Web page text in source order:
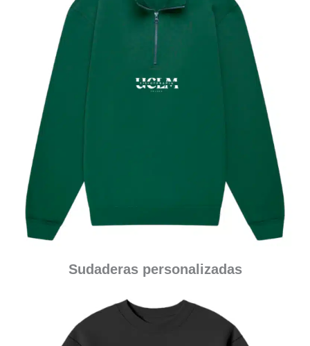
Sudaderas personalizadas